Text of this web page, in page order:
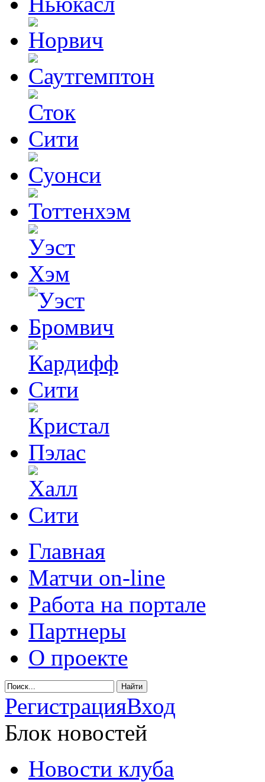
Главная
Матчи on-line
Работа на портале
Партнеры
О проекте
РегистрацияВход
Блок новостей
Новости клуба